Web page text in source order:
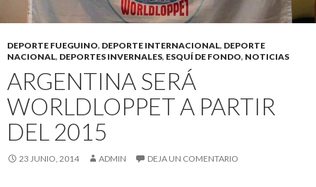
DEPORTE FUEGUINO, DEPORTE INTERNACIONAL, DEPORTE
NACIONAL, DEPORTES INVERNALES, ESQUÍ DE FONDO, NOTICIAS
ARGENTINA SERÁ
WORLDLOPPET A PARTIR
DEL 2015
23 JUNIO, 2014 ADMIN DEJA UN COMENTARIO